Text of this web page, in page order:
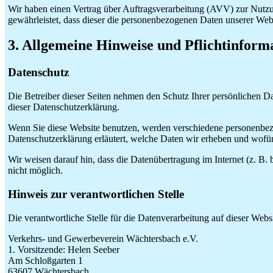
Wir haben einen Vertrag über Auftragsverarbeitung (AVV) zur
gewährleistet, dass dieser die personenbezogenen Daten unserer
3. Allgemeine Hinweise und
Datenschutz
Die Betreiber dieser Seiten nehmen den Schutz Ihrer persönlichen
dieser Datenschutzerklärung.
Wenn Sie diese Website benutzen, werden verschiedene
Datenschutzerklärung erläutert, welche Daten wir erheben und
Wir weisen darauf hin, dass die Datenübertragung im Internet (z.
nicht möglich.
Hinweis zur verantwortlichen Stelle
Die verantwortliche Stelle für die Datenverarbeitung auf dieser
Verkehrs- und Gewerbeverein Wächtersbach e.V.
1. Vorsitzende: Helen Seeber
Am Schloßgarten 1